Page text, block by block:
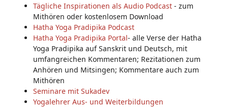
Tägliche Inspirationen als Audio Podcast - zum
Mithören oder kostenlosem Download
Hatha Yoga Pradipika Podcast
Hatha Yoga Pradipika Portal- alle Verse der Hatha
Yoga Pradipika auf Sanskrit und Deutsch, mit
umfangreichen Kommentaren; Rezitationen zum
Anhören und Mitsingen; Kommentare auch zum
Mithören
Seminare mit Sukadev
Yogalehrer Aus- und Weiterbildungen